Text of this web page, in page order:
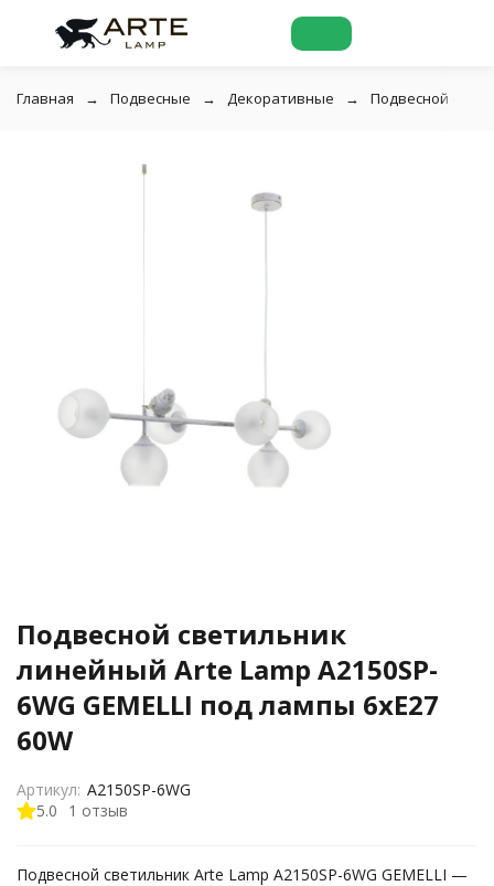
Главная Подвесные Декоративные Подвесной
Подвесной светильник
линейный Arte Lamp A2150SP-
6WG GEMELLI под лампы 6xE27
60W
5.0 1 отзыв
Артикул: A2150SP-6WG
Подвесной светильник Arte Lamp A2150SP-6WG GEMELLI —